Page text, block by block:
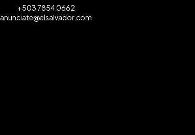
+503 7854 0662
anunciate@elsalvador.com